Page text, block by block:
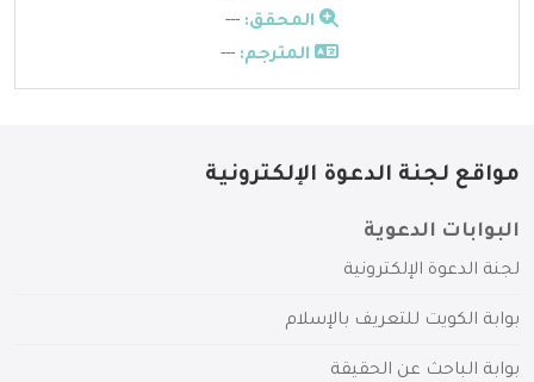
المحقق: ---
المترجم: ---
مواقع لجنة الدعوة الإلكترونية
البوابات الدعوية
لجنة الدعوة الإلكترونية
بوابة الكويت للتعريف بالإسلام
بوابة الباحث عن الحقيقة